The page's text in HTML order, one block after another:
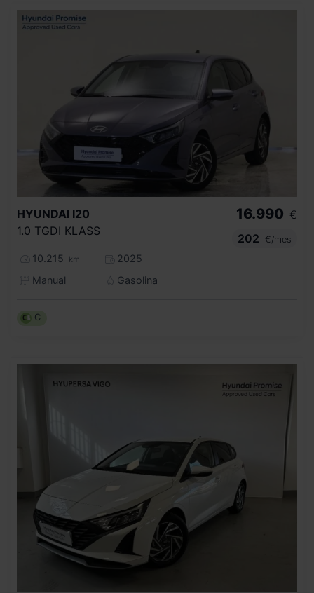
HYUNDAI I20
1.0 TGDI KLASS
10.215 km
2025
Manual
Gasolina
16.990 €
202
€/mes
C